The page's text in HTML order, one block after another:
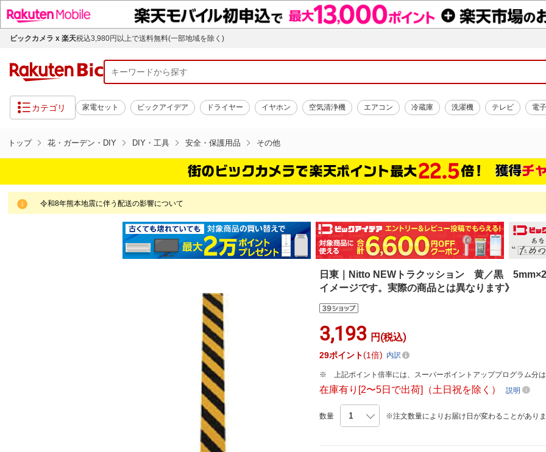
ビックカメラ x 楽天税込3,980円以上で送料無料(一部地域を除く)
カテゴリ 家電セット ビックアイデア ドライヤー イヤホン 空気清浄機 エアコン 冷蔵庫 洗濯機 テレビ 電
トップ 花・ガーデン・DIY DIY・工具 安全・保護用品 その他
令和8年熊本地震に伴う配送の影響について
日東｜Nitto NEWトラクッション 黄／黒
イメージです。実際の商品とは異なります》
3,193 円(税込)
29ポイント 1倍 内訳
上記ポイント倍率には、スーパーポイントアッププログラム分
在庫有り[2〜5日で出荷]（土日祝を除く）説明
数量 ※注文数量によりお届け日が変わることがあり